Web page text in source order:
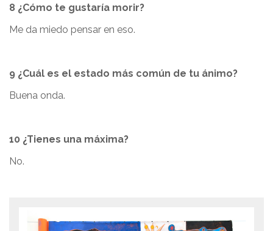
8 ¿Cómo te gustaría morir?
Me da miedo pensar en eso.
9 ¿Cuál es el estado más común de tu ánimo?
Buena onda.
10 ¿Tienes una máxima?
No.